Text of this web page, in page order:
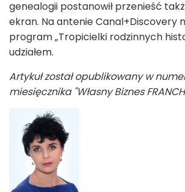
genealogii postanowił przenieść
ekran. Na antenie Canal+Discovery
program „Tropicielki rodzinnych
udziałem.
Artykuł został opublikowany w
miesięcznika "Własny Biznes